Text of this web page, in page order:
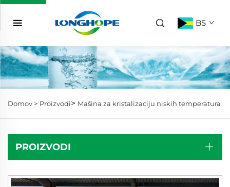
BS
Domov > Proizvodi> Mašina za kristalizaciju niskih temperatura
PROIZVODI